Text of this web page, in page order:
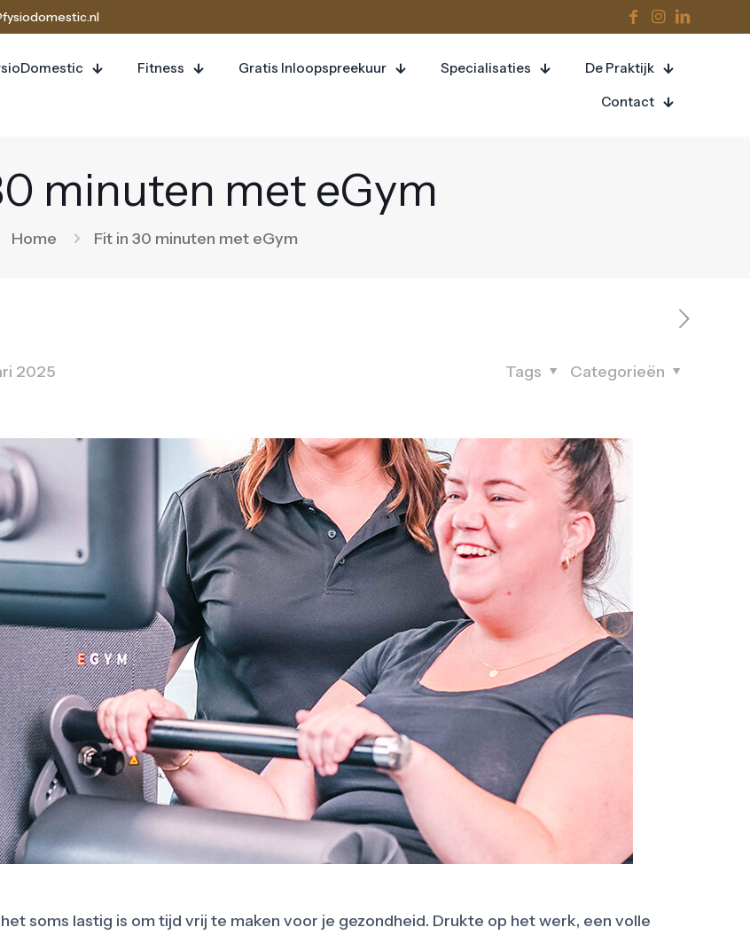
Fitness Gratis Inloopspreekuur Specialisaties
De Praktijk
Contact
minuten met eGym
Home Fit in 30 minuten met eGym
2025 Categorieën
Tags
soms lastig is om tijd vrij te maken voor je gezondheid. Drukte op het werk, een volle